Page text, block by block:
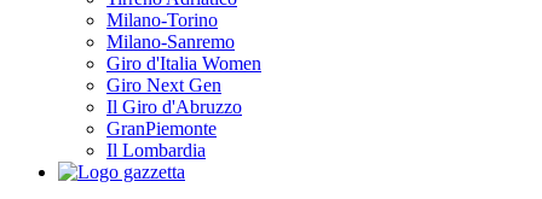
Milano-Torino
Milano-Sanremo
Giro d'Italia Women
Giro Next Gen
Il Giro d'Abruzzo
GranPiemonte
Il Lombardia